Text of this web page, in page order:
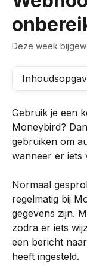
Deze week
Gebruik je een
Moneybird?
gebruiken om
wanneer er iets
Normaal
regelmatig bij
gegevens zijn.
zodra er iets
een bericht
heeft ingesteld.